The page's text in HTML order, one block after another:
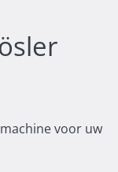
voor uw